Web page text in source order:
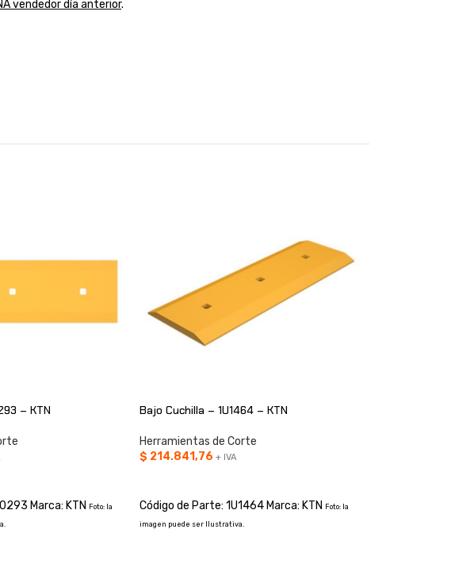
vendedor día anterior.
– KTN
Marca: KTN
Foto: la
Bajo Cuchilla – 1U1464 – KTN
Herramientas de Corte
$ 214.841,76 + IVA
Código de Parte: 1U1464 Marca: KTN
Foto: la
imagen puede ser Ilustrativa.